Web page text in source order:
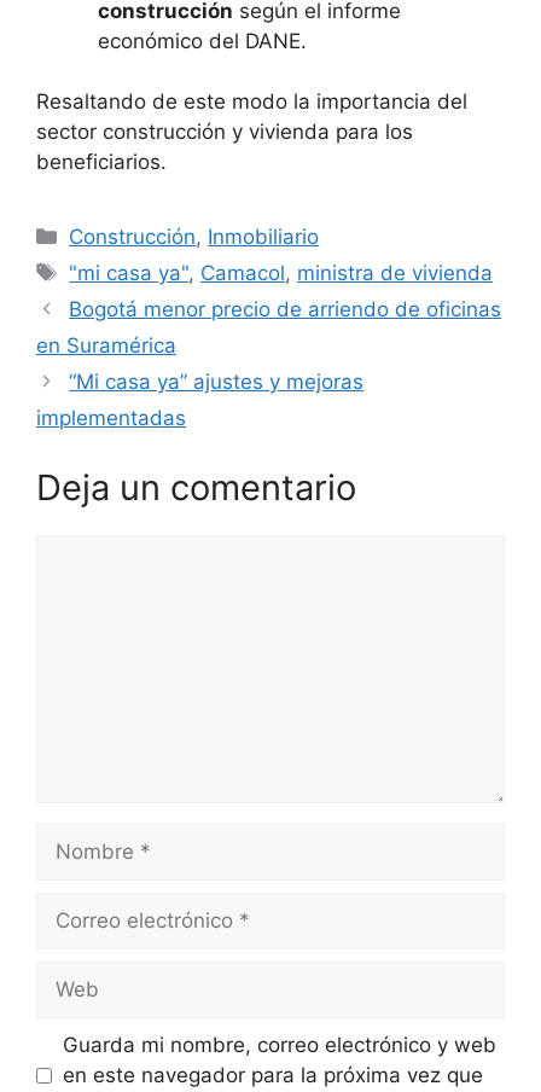
construcción según el informe
económico del DANE.
Resaltando de este modo la importancia del
sector construcción y vivienda para los
beneficiarios.
Categorías
Construcción, Inmobiliario
Etiquetas
"mi casa ya", Camacol, ministra de vivienda
Bogotá menor precio de arriendo de oficinas
en Suramérica
“Mi casa ya” ajustes y mejoras
implementadas
Deja un comentario
electrónico
Guarda mi nombre, correo electrónico y web
en este navegador para la próxima vez que